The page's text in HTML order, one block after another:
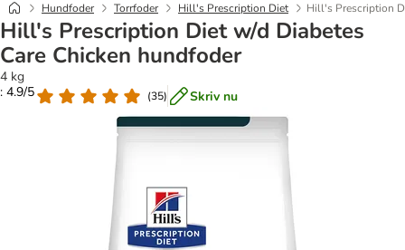
Hundfoder Torrfoder Hill's Prescription Diet Hill's Prescription
Hill's Prescription Diet w/d Diabetes
Care Chicken hundfoder
4 kg
: 4.9/5
(35) Skriv nu